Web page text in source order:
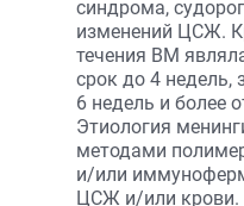
синдрома,
изменений ЦСЖ.
течения ВМ
срок до 4 недель,
6 недель и более
Этиология
методами
и/или
ЦСЖ и/или крови.